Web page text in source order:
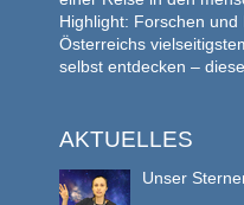
Highlight: Forschen
Österreichs
selbst entdecken –
AKTUELLES
Unser